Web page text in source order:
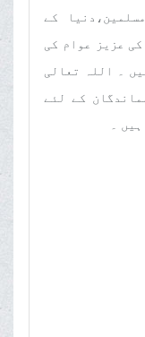
کے
عزیز عوام کی
۔ اللہ تعالی
کے لئے
۔